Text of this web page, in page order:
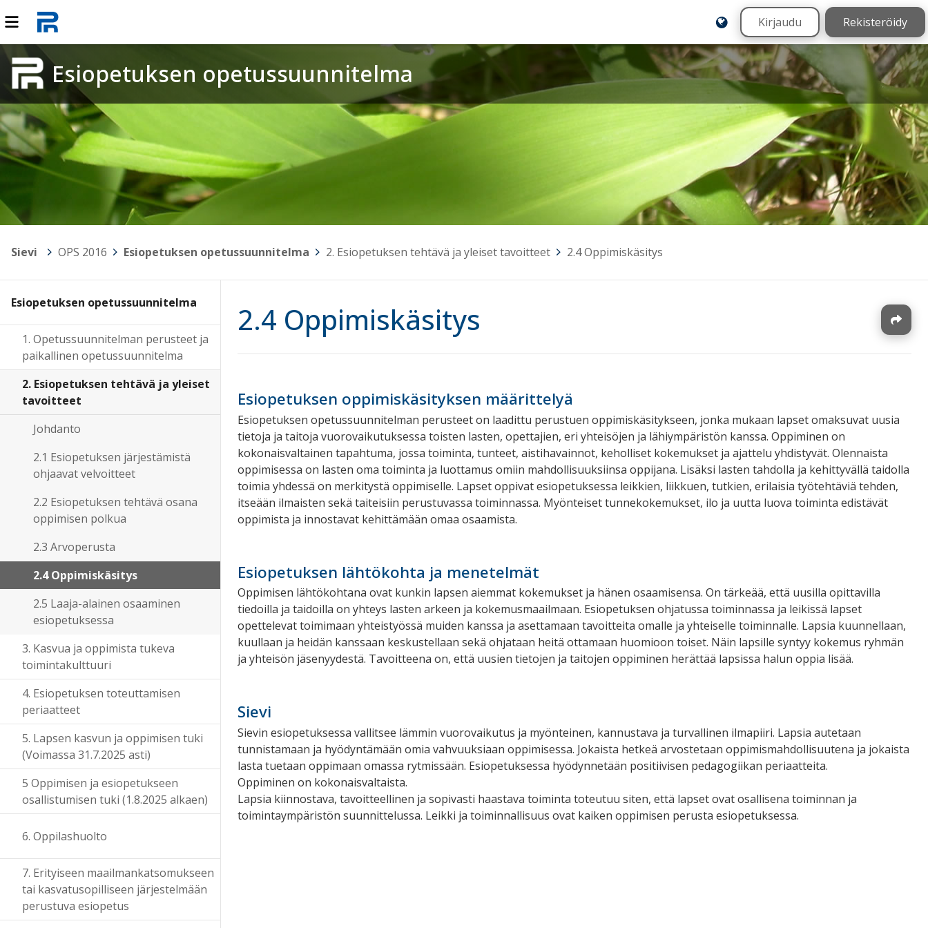
Kirjaudu Rekisteröidy
Esiopetuksen opetussuunnitelma
Sievi OPS 2016 Esiopetuksen opetussuunnitelma 2. Esiopetuksen tehtävä ja yleiset tavoitteet 2.4 Oppimiskäsitys
2.4 Oppimiskäsitys
Esiopetuksen oppimiskäsityksen määrittelyä
Esiopetuksen opetussuunnitelman perusteet on laadittu perustuen oppimiskäsitykseen, jonka mukaan lapset omaksuvat uusia
tietoja ja taitoja vuorovaikutuksessa toisten lasten, opettajien, eri yhteisöjen ja lähiympäristön kanssa. Oppiminen on
kokonaisvaltainen tapahtuma, jossa toiminta, tunteet, aistihavainnot, keholliset kokemukset ja ajattelu yhdistyvät. Olennaista
oppimisessa on lasten oma toiminta ja luottamus omiin mahdollisuuksiinsa oppijana. Lisäksi lasten tahdolla ja kehittyvällä taidolla
toimia yhdessä on merkitystä oppimiselle. Lapset oppivat esiopetuksessa leikkien, liikkuen, tutkien, erilaisia työtehtäviä tehden,
itseään ilmaisten sekä taiteisiin perustuvassa toiminnassa. Myönteiset tunnekokemukset, ilo ja uutta luova toiminta edistävät
oppimista ja innostavat kehittämään omaa osaamista.
Esiopetuksen lähtökohta ja menetelmät
Oppimisen lähtökohtana ovat kunkin lapsen aiemmat kokemukset ja hänen osaamisensa. On tärkeää, että uusilla opittavilla
tiedoilla ja taidoilla on yhteys lasten arkeen ja kokemusmaailmaan. Esiopetuksen ohjatussa toiminnassa ja leikissä lapset
opettelevat toimimaan yhteistyössä muiden kanssa ja asettamaan tavoitteita omalle ja yhteiselle toiminnalle. Lapsia kuunnellaan,
kuullaan ja heidän kanssaan keskustellaan sekä ohjataan heitä ottamaan huomioon toiset. Näin lapsille syntyy kokemus ryhmän
ja yhteisön jäsenyydestä. Tavoitteena on, että uusien tietojen ja taitojen oppiminen herättää lapsissa halun oppia lisää.
Sievi
Sievin esiopetuksessa vallitsee lämmin vuorovaikutus ja myönteinen, kannustava ja turvallinen ilmapiiri. Lapsia autetaan
tunnistamaan ja hyödyntämään omia vahvuuksiaan oppimisessa. Jokaista hetkeä arvostetaan oppimismahdollisuutena ja jokaista
lasta tuetaan oppimaan omassa rytmissään. Esiopetuksessa hyödynnetään positiivisen pedagogiikan periaatteita.
Oppiminen on kokonaisvaltaista.
Lapsia kiinnostava, tavoitteellinen ja sopivasti haastava toiminta toteutuu siten, että lapset ovat osallisena toiminnan ja
toimintaympäristön suunnittelussa. Leikki ja toiminnallisuus ovat kaiken oppimisen perusta esiopetuksessa.
Esiopetuksen opetussuunnitelma
1. Opetussuunnitelman perusteet ja
paikallinen opetussuunnitelma
2. Esiopetuksen tehtävä ja yleiset
tavoitteet
Johdanto
2.1 Esiopetuksen järjestämistä
ohjaavat velvoitteet
2.2 Esiopetuksen tehtävä osana
oppimisen polkua
2.3 Arvoperusta
2.4 Oppimiskäsitys
2.5 Laaja-alainen osaaminen
esiopetuksessa
3. Kasvua ja oppimista tukeva
toimintakulttuuri
4. Esiopetuksen toteuttamisen
periaatteet
5. Lapsen kasvun ja oppimisen tuki
(Voimassa 31.7.2025 asti)
5 Oppimisen ja esiopetukseen
osallistumisen tuki (1.8.2025 alkaen)
6. Oppilashuolto
7. Erityiseen maailmankatsomukseen
tai kasvatusopilliseen järjestelmään
perustuva esiopetus